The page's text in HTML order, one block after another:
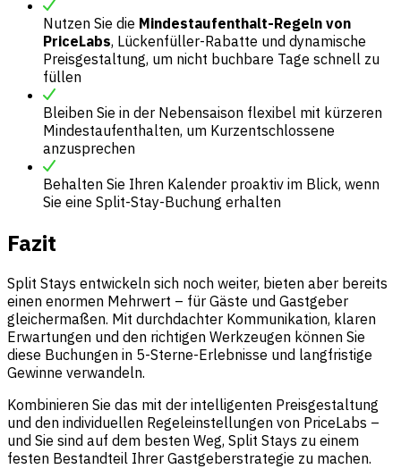
Nutzen Sie die Mindestaufenthalt-Regeln von
PriceLabs, Lückenfüller-Rabatte und dynamische
Preisgestaltung, um nicht buchbare Tage schnell zu
füllen
Bleiben Sie in der Nebensaison flexibel mit kürzeren
Mindestaufenthalten, um Kurzentschlossene
anzusprechen
Behalten Sie Ihren Kalender proaktiv im Blick, wenn
Sie eine Split-Stay-Buchung erhalten
Fazit
Split Stays entwickeln sich noch weiter, bieten aber bereits
einen enormen Mehrwert – für Gäste und Gastgeber
gleichermaßen. Mit durchdachter Kommunikation, klaren
Erwartungen und den richtigen Werkzeugen können Sie
diese Buchungen in 5-Sterne-Erlebnisse und langfristige
Gewinne verwandeln.
Kombinieren Sie das mit der intelligenten Preisgestaltung
und den individuellen Regeleinstellungen von PriceLabs –
und Sie sind auf dem besten Weg, Split Stays zu einem
festen Bestandteil Ihrer Gastgeberstrategie zu machen.